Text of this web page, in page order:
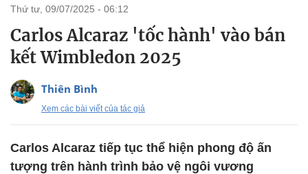
thứ tư, 09/07/2025 - 06:12
Carlos Alcaraz 'tốc hành' vào bán
kết Wimbledon 2025
Thiên Bình
Xem các bài viết của tác giả
Carlos Alcaraz tiếp tục thể hiện phong độ ấn
tượng trên hành trình bảo vệ ngôi vương